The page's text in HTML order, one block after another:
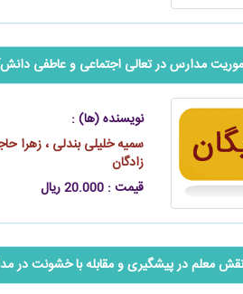
مدارس در تعالی اجتماعی و عاطفی
نویسنده (ها) :
سمیه خلیلی بندلی ، زهرا
زادگان
قیمت : 20.000 ریال
معلم در پیشگیری و مقابله با خشونت در